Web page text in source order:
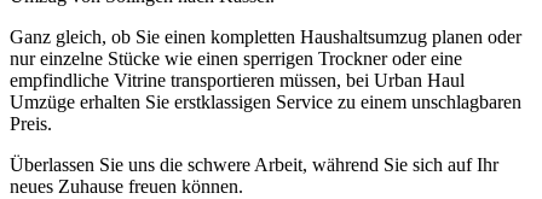
Ganz gleich, ob Sie einen kompletten Haushaltsumzug planen oder
nur einzelne Stücke wie einen sperrigen Trockner oder eine
empfindliche Vitrine transportieren müssen, bei Urban Haul
Umzüge erhalten Sie erstklassigen Service zu einem unschlagbaren
Preis.
Überlassen Sie uns die schwere Arbeit, während Sie sich auf Ihr
neues Zuhause freuen können.